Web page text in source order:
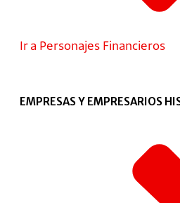
Ir a Personajes Financieros
EMPRESAS Y EMPRESARIOS